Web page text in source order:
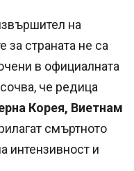
на
за страната не са
в официалната
че редица
Корея, Виетнам
смъртното
интензивност и